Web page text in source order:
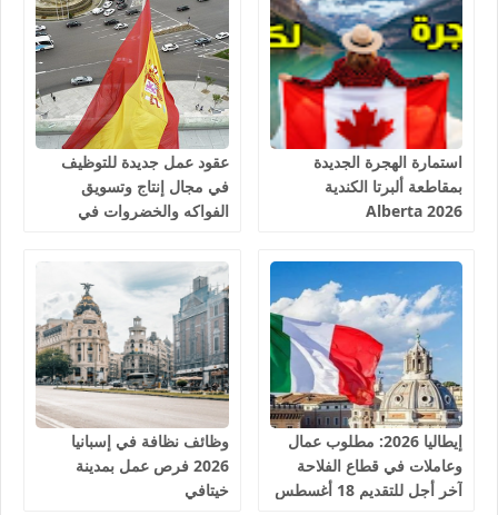
استمارة الهجرة الجديدة
بمقاطعة ألبرتا الكندية
Alberta 2026
عقود عمل جديدة للتوظيف
في مجال إنتاج وتسويق
الفواكه والخضروات في
إيطاليا 2026: مطلوب عمال
وعاملات في قطاع الفلاحة
آخر أجل للتقديم 18 أغسطس
وظائف نظافة في إسبانيا
2026 فرص عمل بمدينة
خيتافي